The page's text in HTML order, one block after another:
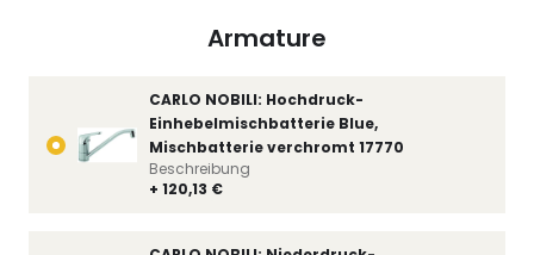
Armature
CARLO NOBILI: Hochdruck-
Einhebelmischbatterie Blue,
Mischbatterie verchromt 17770
+ 120,13 €
Beschreibung